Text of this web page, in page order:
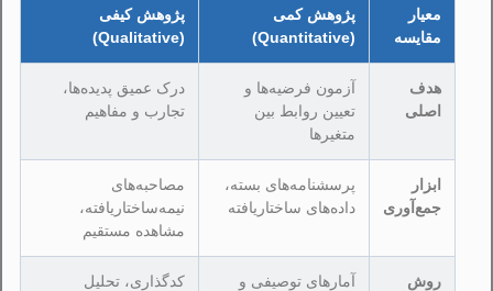
معیار
مقایسه
پژوهش کمی
(Quantitative)
پژوهش کیفی
(Qualitative)
هدف
اصلی
آزمون فرضیه‌ها و
تعیین روابط بین
متغیرها
درک عمیق پدیده‌ها،
تجارب و مفاهیم
ابزار
جمع‌آوری
پرسشنامه‌های بسته،
داده‌های ساختاریافته
مصاحبه‌های
نیمه‌ساختاریافته،
مشاهده مستقیم
روش
آمارهای توصیفی و
کدگذاری، تحلیل